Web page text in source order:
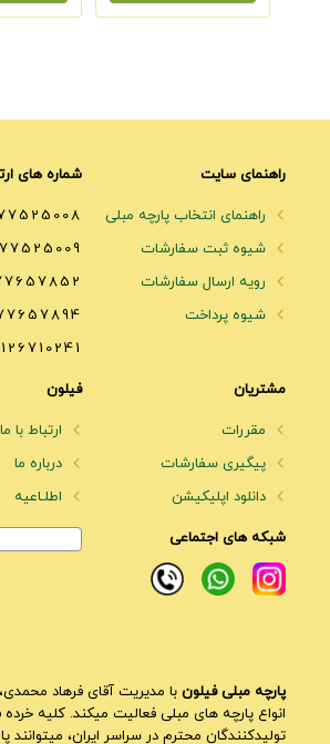
راهنمای سایت
راهنمای انتخاب پارچه مبلی
شیوه ثبت سفارشات
رویه ارسال سفارشات
شیوه پرداخت
شماره های
مشتریان
مقررات
پیگیری سفارشات
دانلود اپلیکیشن
فیلون
ارتباط با ما
درباره ما
اطلـاعیه
شبکه های اجتماعی
پارچه مبلی فیلون با مدیریت آقای فرهاد
انواع پارچه های مبلی فعالیت میکند. کلیه
تولیدکنندگان محترم در سراسر ایران، میتوانند